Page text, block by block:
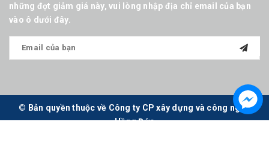
những đợt giảm giá này, vui lòng nhập địa chỉ email của bạn
vào ô dưới đây.
© Bản quyền thuộc về Công ty CP xây dựng và công nghệ
Hồng Đức